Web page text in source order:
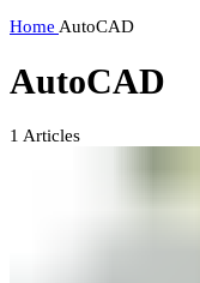
Home AutoCAD
AutoCAD
1 Articles